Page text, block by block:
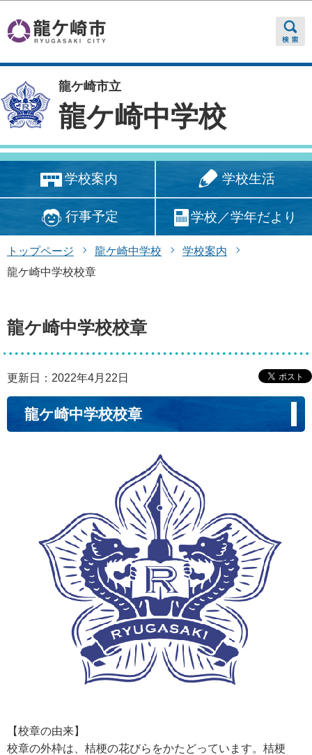
龍ケ崎市立
龍ケ崎中学校
学校案内 学校生活
行事予定 学校／学年だより
トップページ 龍ケ崎中学校
学校案内
龍ケ崎中学校校章
龍ケ崎中学校校章
更新日：2022年4月22日
龍ケ崎中学校校章
【校章の由来】
校章の外枠は、桔梗の花びらをかたどっています。桔梗